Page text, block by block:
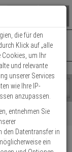
leer.
Fertig
- 14:00 Uhr
die für den
Klick auf „alle
Cookies, um Ihr
und relevante
unserer Services
wie Ihre IP-
anzupassen.
entnehmen Sie
den Datentransfer in
ein